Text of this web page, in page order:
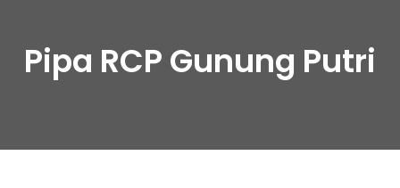
Pipa RCP Gunung Putri